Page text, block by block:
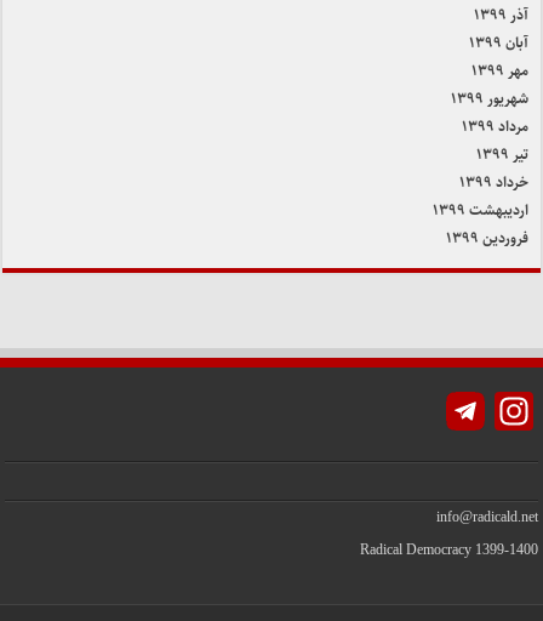
آذر ۱۳۹۹
آبان ۱۳۹۹
مهر ۱۳۹۹
شهریور ۱۳۹۹
مرداد ۱۳۹۹
تیر ۱۳۹۹
خرداد ۱۳۹۹
اردیبهشت ۱۳۹۹
فروردین ۱۳۹۹
Instagram
info@radicald.net
Radical Democracy 1399-1400